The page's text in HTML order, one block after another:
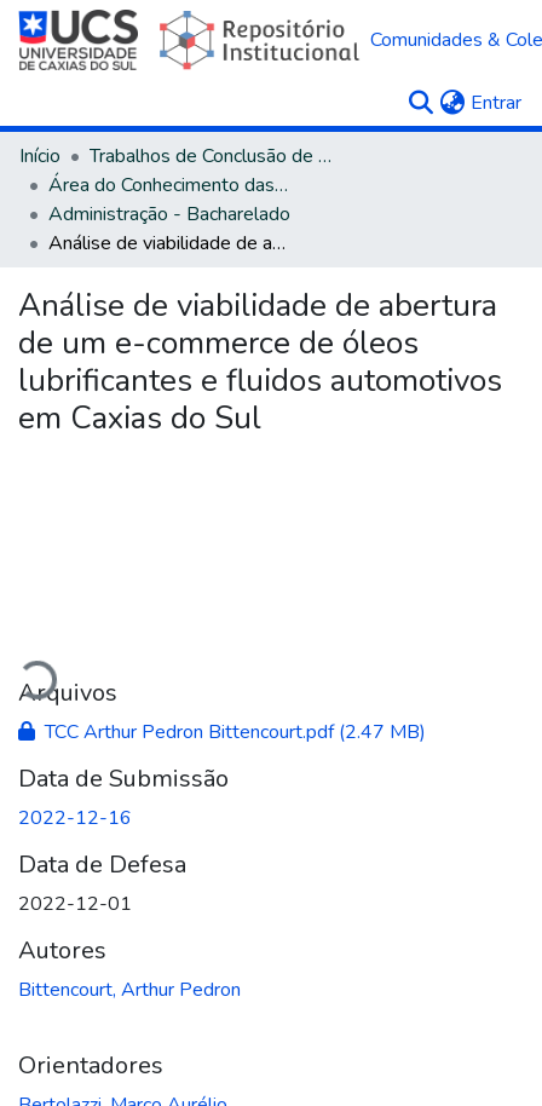
Comunidades &
Entrar
Início
Trabalhos de Conclusão de Curso
Área do Conhecimento das Ciências Sociais Aplicadas
Administração - Bacharelado
Análise de viabilidade de abertura de um e-commerce de óleos lubrificantes e fluidos automotivos em Caxias do Sul
Análise de viabilidade de abertura
de um e-commerce de óleos
lubrificantes e fluidos automotivos
em Caxias do Sul
Arquivos
TCC Arthur Pedron Bittencourt.pdf(2.47 MB)
Data de Submissão
2022-12-16
Data de Defesa
2022-12-01
Autores
Bittencourt, Arthur Pedron
Orientadores